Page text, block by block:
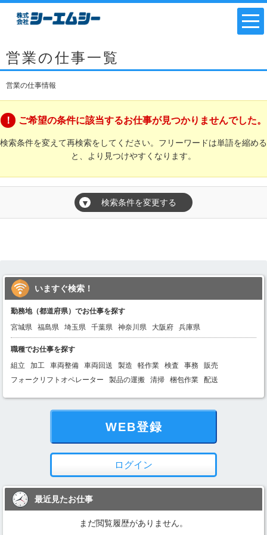
営業の仕事一覧
営業の仕事情報
ご希望の条件に該当するお仕事が見つかりませんでした。
検索条件を変えて再検索をしてください。フリーワードは単語を縮める
と、より見つけやすくなります。
▼ 検索条件を変更する
いますぐ検索！
勤務地（都道府県）でお仕事を探す
宮城県
福島県 埼玉県 千葉県 神奈川県 大阪府 兵庫県
職種でお仕事を探す
組立
加工 車両整備 車両回送 製造 軽作業 検査 事務
販売
フォークリフトオペレーター
製品の運搬 清掃 梱包作業 配送
WEB登録
ログイン
最近見たお仕事
まだ閲覧履歴がありません。